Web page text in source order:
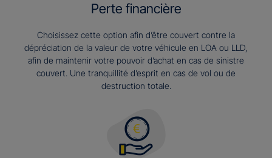
Perte financière
Choisissez cette option afin d’être couvert contre la
dépréciation de la valeur de votre véhicule en LOA ou LLD,
afin de maintenir votre pouvoir d’achat en cas de sinistre
couvert. Une tranquillité d’esprit en cas de vol ou de
destruction totale.